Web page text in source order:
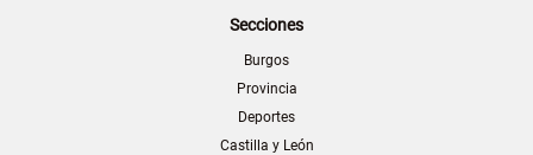
Secciones
Burgos
Provincia
Deportes
Castilla y León